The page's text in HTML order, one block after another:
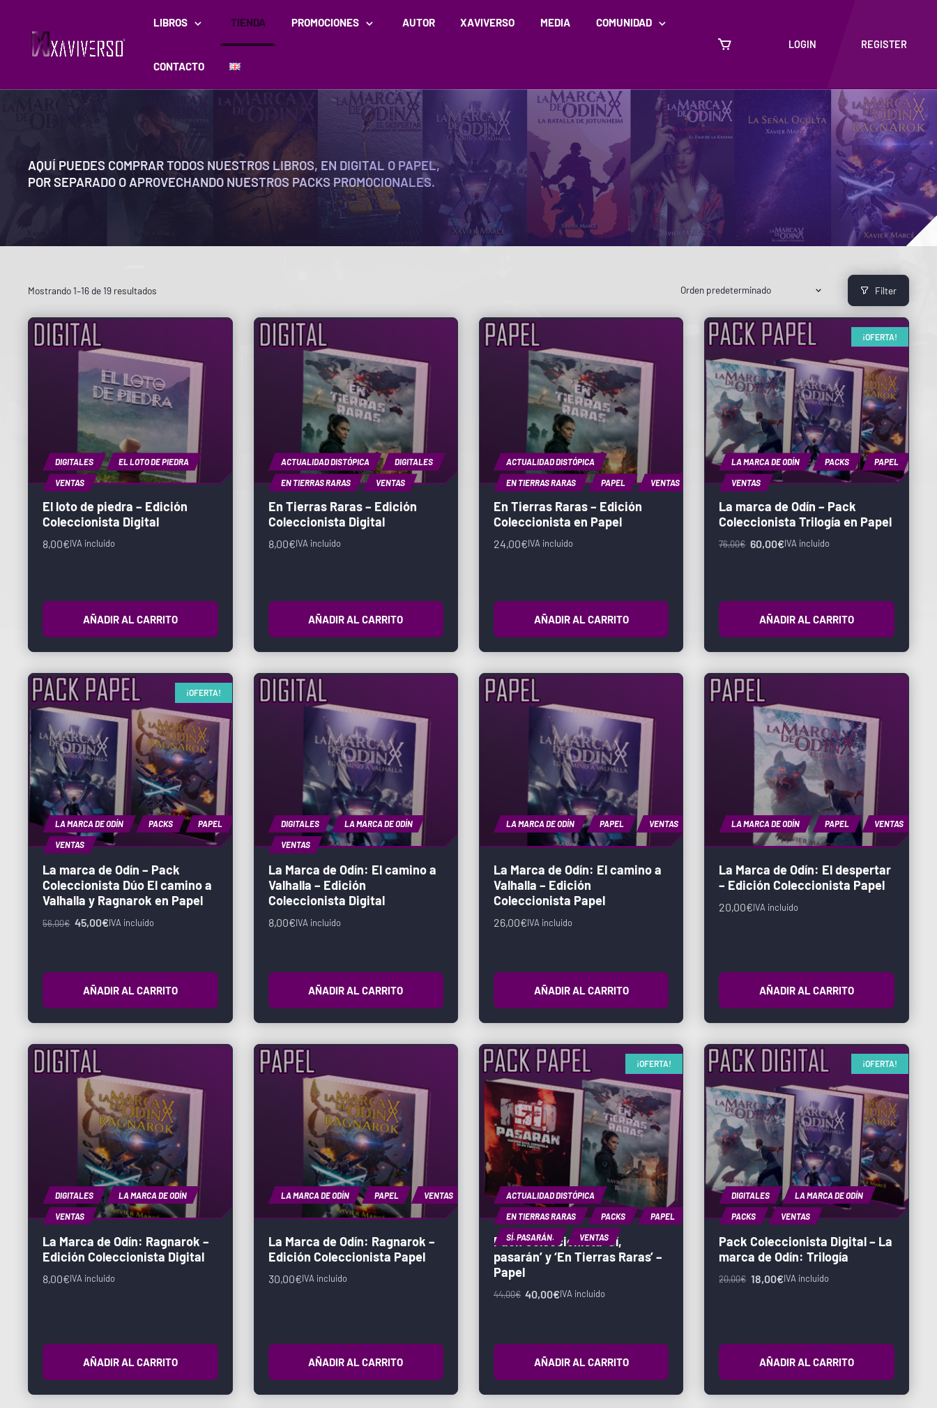
LIBROS TIENDA PROMOCIONES AUTOR XAVIVERSO MEDIA COMUNIDAD
CONTACTO
LOGIN REGISTER
AQUÍ PUEDES COMPRAR TODOS NUESTROS LIBROS, EN DIGITAL O PAPEL,
POR SEPARADO O APROVECHANDO NUESTROS PACKS PROMOCIONALES.
Mostrando 1–16 de 19 resultados Filter
DIGITALES EL LOTO DE PIEDRA
VENTAS
El loto de piedra – Edición
Coleccionista Digital
8,00€IVA incluido
AÑADIR AL CARRITO
ACTUALIDAD DISTÓPICA DIGITALES
EN TIERRAS RARAS VENTAS
En Tierras Raras – Edición
Coleccionista Digital
8,00€IVA incluido
AÑADIR AL CARRITO
ACTUALIDAD DISTÓPICA
EN TIERRAS RARAS PAPEL VENTAS
En Tierras Raras – Edición
Coleccionista en Papel
24,00€IVA incluido
AÑADIR AL CARRITO
¡OFERTA!
LA MARCA DE ODÍN PACKS PAPEL
VENTAS
La marca de Odín – Pack
Coleccionista Trilogía en Papel
76,00€ 60,00€IVA incluido
AÑADIR AL CARRITO
¡OFERTA!
LA MARCA DE ODÍN PACKS PAPEL
VENTAS
La marca de Odín – Pack
Coleccionista Dúo El camino a
Valhalla y Ragnarok en Papel
56,00€ 45,00€IVA incluido
AÑADIR AL CARRITO
DIGITALES LA MARCA DE ODÍN
VENTAS
La Marca de Odín: El camino a
Valhalla – Edición
Coleccionista Digital
8,00€IVA incluido
AÑADIR AL CARRITO
LA MARCA DE ODÍN PAPEL VENTAS
La Marca de Odín: El camino a
Valhalla – Edición
Coleccionista Papel
26,00€IVA incluido
AÑADIR AL CARRITO
LA MARCA DE ODÍN PAPEL VENTAS
La Marca de Odín: El despertar
– Edición Coleccionista Papel
20,00€IVA incluido
AÑADIR AL CARRITO
DIGITALES LA MARCA DE ODÍN
VENTAS
La Marca de Odín: Ragnarok –
Edición Coleccionista Digital
8,00€IVA incluido
AÑADIR AL CARRITO
LA MARCA DE ODÍN PAPEL VENTAS
La Marca de Odín: Ragnarok –
Edición Coleccionista Papel
30,00€IVA incluido
AÑADIR AL CARRITO
¡OFERTA!
ACTUALIDAD DISTÓPICA
EN TIERRAS RARAS PACKS PAPEL
SÍ. PASARÁN. VENTAS
Pack Coleccionista ‘Sí,
pasarán’ y ‘En Tierras Raras’ –
Papel
44,00€ 40,00€IVA incluido
AÑADIR AL CARRITO
¡OFERTA!
DIGITALES LA MARCA DE ODÍN
PACKS VENTAS
Pack Coleccionista Digital – La
marca de Odín: Trilogía
20,00€ 18,00€IVA incluido
AÑADIR AL CARRITO